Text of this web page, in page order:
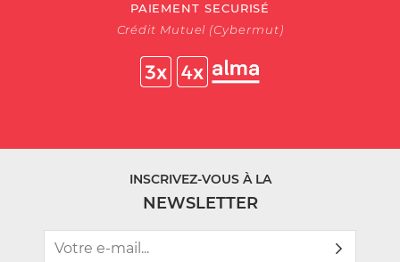
PAIEMENT SECURISÉ
Crédit Mutuel (Cybermut)
INSCRIVEZ-VOUS À LA
NEWSLETTER